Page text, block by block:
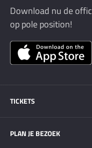
Download nu de
op pole position!
TICKETS
Tickets Super Friday
PLAN JE BEZOEK